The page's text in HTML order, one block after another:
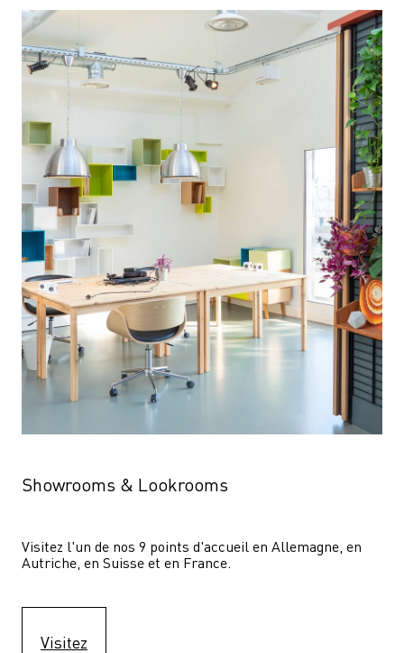
Showrooms & Lookrooms
Visitez l'un de nos 9 points d'accueil en Allemagne, en
Autriche, en Suisse et en France.
Visitez